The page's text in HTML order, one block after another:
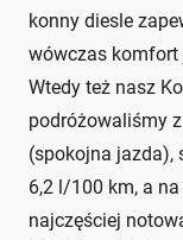
konny diesle
wówczas komfort
Wtedy też nasz
podróżowaliśmy
(spokojna jazda),
6,2 l/100 km, a
najczęściej